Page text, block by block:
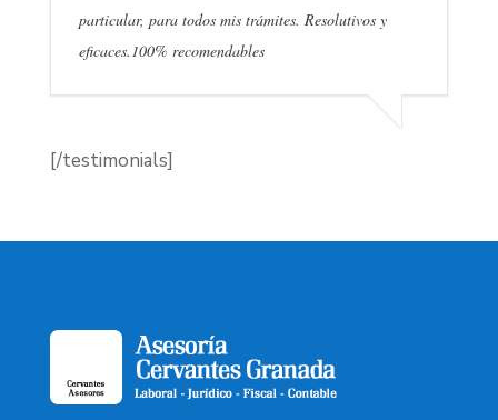
particular, para todos mis trámites. Resolutivos y
eficaces.100% recomendables
[/testimonials]